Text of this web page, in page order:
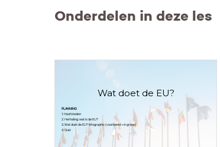
Onderdelen in deze les
Wat doet de EU?
PLANNING
1. Hoofsteden
2. Herhaling: wat is de EU?
3. Wat doet de EU? Infographic (voorbeeld + in groep)
4. Quiz